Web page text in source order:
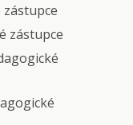
zástupce